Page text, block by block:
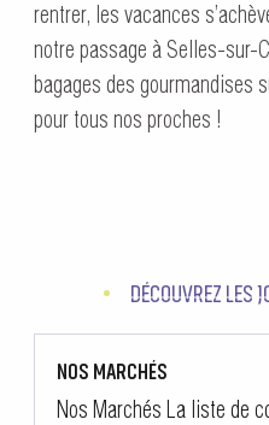
rentrer, les vacances
notre passage à Selles-sur-
bagages des gourmandises
pour tous nos proches !
DÉCOUVREZ LES
NOS MARCHÉS
Nos Marchés La liste de